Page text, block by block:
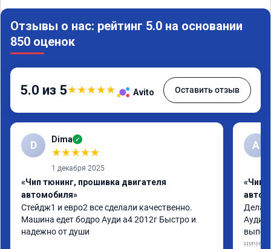
Отзывы о нас: рейтинг 5.0 на основании
850 оценок
5.0 из 5★★★★★ Avito Оставить отзыв
D Dima ✓
★★★★★
1 декабря 2025
«Чип тюнинг, прошивка двигателя
автомобиля»
Стейдж1 и евро2 все сделали качественно.
Машина едет бодро Ауди а4 2012г Быстро и
надежно от души
А
«Чип
Делал